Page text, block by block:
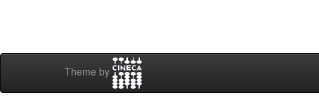
Theme by